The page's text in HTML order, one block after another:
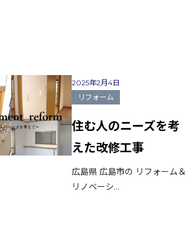
2025年2月4日
リフォーム
住む人のニーズを考
えた改修工事
広島県 広島市の リフォーム＆
リノベーシ...